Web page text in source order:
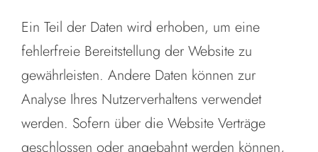
Ein Teil der Daten wird erhoben, um eine
fehlerfreie Bereitstellung der Website zu
gewährleisten. Andere Daten können zur
Analyse Ihres Nutzerverhaltens verwendet
werden. Sofern über die Website Verträge
geschlossen oder angebahnt werden können,